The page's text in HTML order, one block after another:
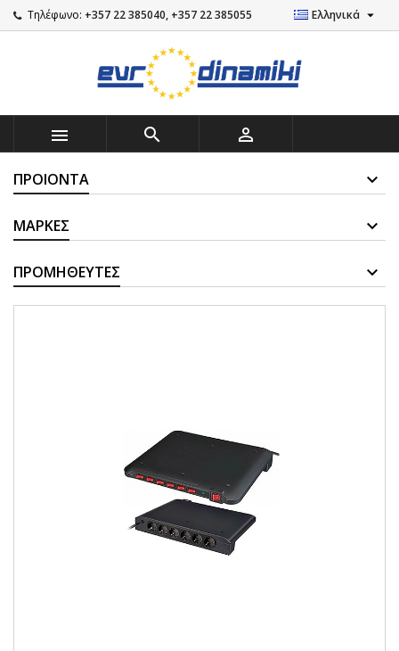
Τηλέφωνο: +357 22 385040, +357 22 385055 Ελληνικά 
  
ΠΡΟΙΌΝΤΑ
ΜΆΡΚΕΣ
ΠΡΟΜΗΘΕΥΤΈΣ